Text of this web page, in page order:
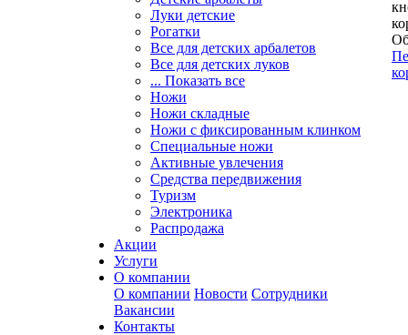
Луки детские
Рогатки
Все для детских арбалетов
Все для детских луков
... Показать все
Ножи
Ножи складные
Ножи с фиксированным клинком
Специальные ножи
Активные увлечения
Средства передвижения
Туризм
Электроника
Распродажа
Акции
Услуги
О компании
О компании Новости Сотрудники
Вакансии
Контакты